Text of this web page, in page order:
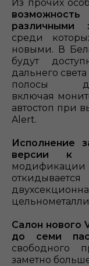
Из прочих
различными
среди
новыми. В
будут
дальнего
полосы
включая
автостоп при
Alert.
Исполнение
версии к
модификации
Салон нового
до семи
свободного
заметно